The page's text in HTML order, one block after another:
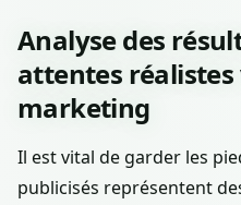
Analyse des
attentes réalistes
marketing
Il est vital de garder les
publicisés représentent